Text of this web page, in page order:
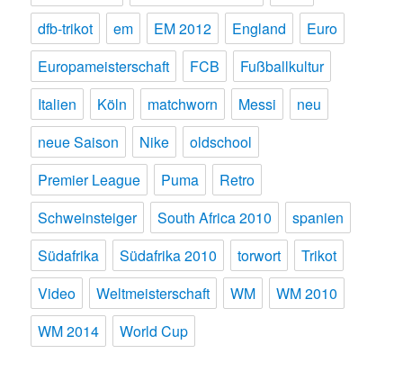
dfb-trikot
em EM 2012 England
Euro
Europameisterschaft
FCB
Fußballkultur
Italien
Köln matchworn Messi
neu
neue Saison
Nike
oldschool
Premier League
Puma
Retro
Schweinsteiger
South Africa 2010
spanien
Südafrika
Südafrika 2010 torwort
Trikot
Video
Weltmeisterschaft WM
WM 2010
WM 2014
World Cup